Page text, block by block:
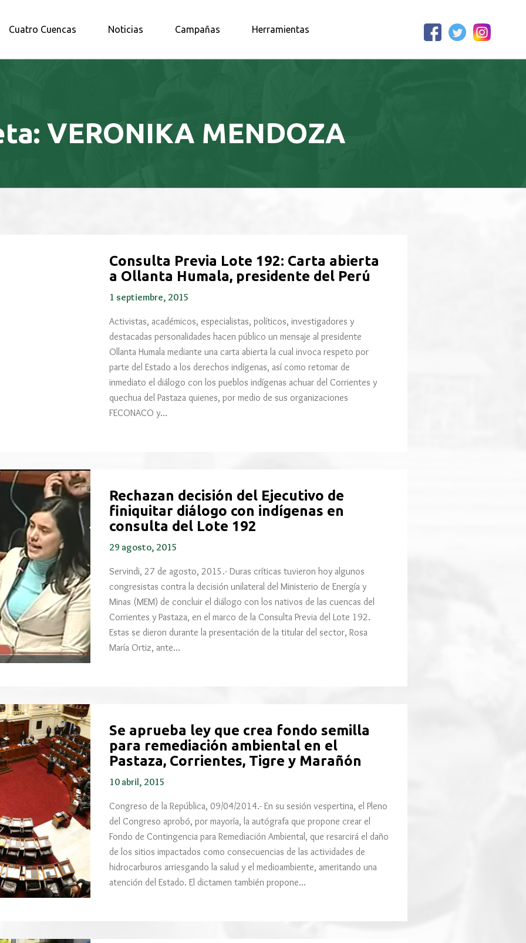
AMAZONÍA NORTE
Cuatro Cuencas Noticias Campañas Herramientas
VERONIKA MENDOZA
Consulta Previa Lote 192: Carta abierta
a Ollanta Humala, presidente del Perú
1 septiembre, 2015
Activistas, académicos, especialistas, políticos, investigadores y
destacadas personalidades hacen público un mensaje al presidente
Ollanta Humala mediante una carta abierta la cual invoca respeto por
parte del Estado a los derechos indígenas, así como retomar de
inmediato el diálogo con los pueblos indígenas achuar del Corrientes y
quechua del Pastaza quienes, por medio de sus organizaciones
FECONACO y…
Rechazan decisión del Ejecutivo de
finiquitar diálogo con indígenas en
consulta del Lote 192
29 agosto, 2015
Servindi, 27 de agosto, 2015.- Duras críticas tuvieron hoy algunos
congresistas contra la decisión unilateral del Ministerio de Energía y
Minas (MEM) de concluir el diálogo con los nativos de las cuencas del
Corrientes y Pastaza, en el marco de la Consulta Previa del Lote 192.
Estas se dieron durante la presentación de la titular del sector, Rosa
María Ortiz, ante…
Se aprueba ley que crea fondo semilla
para remediación ambiental en el
Pastaza, Corrientes, Tigre y Marañón
10 abril, 2015
Congreso de la República, 09/04/2014.- En su sesión vespertina, el Pleno
del Congreso aprobó, por mayoría, la autógrafa que propone crear el
Fondo de Contingencia para Remediación Ambiental, que resarcirá el daño
de los sitios impactados como consecuencias de las actividades de
hidrocarburos arriesgando la salud y el medioambiente, ameritando una
atención del Estado. El dictamen también propone…